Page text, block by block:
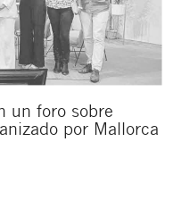
un foro sobre
por Mallorca